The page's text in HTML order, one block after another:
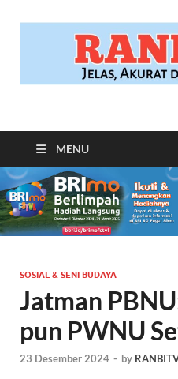
MENU
SOSIAL & SENI BUDAYA
Jatman
pun PWNU
23 Desember 2024 - by